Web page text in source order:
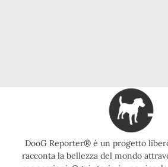
DooG Reporter® è un progetto
racconta la bellezza del mondo